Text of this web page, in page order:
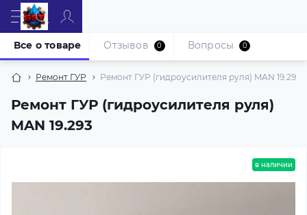
Ремонт ГУР Ремонт ГУР (гидроусилителя руля) MAN 19.293
Ремонт ГУР (гидроусилителя руля)
MAN 19.293
Все о товаре Отзывов 0 Вопросы 0
в наличии